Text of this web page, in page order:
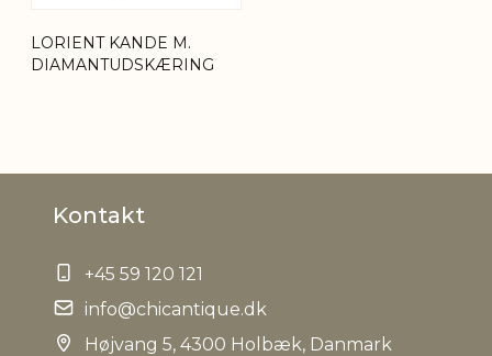
Tariffnumber
LORIENT KANDE M.
DIAMANTUDSKÆRING
Kontakt
+45 59 120 121
info@chicantique.dk
Højvang 5, 4300 Holbæk, Danmark